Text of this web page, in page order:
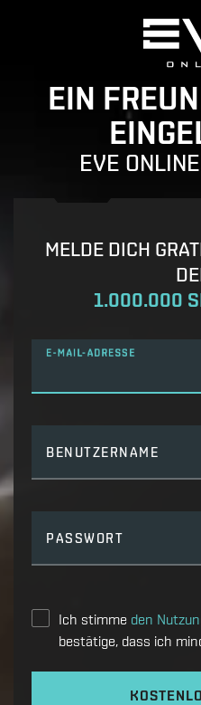
EIN
EVE
MELDE DICH
1.000.000
E-MAIL-ADRESSE
BENUTZERNAME
PASSWORT
Ich stimme den
bestätige, dass ich